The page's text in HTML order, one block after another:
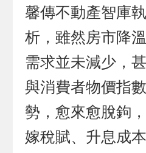
馨傳不動產智庫
析，雖然房市降
需求並未減少，
與消費者物價指
勢，愈來愈脫鉤
嫁稅賦、升息成